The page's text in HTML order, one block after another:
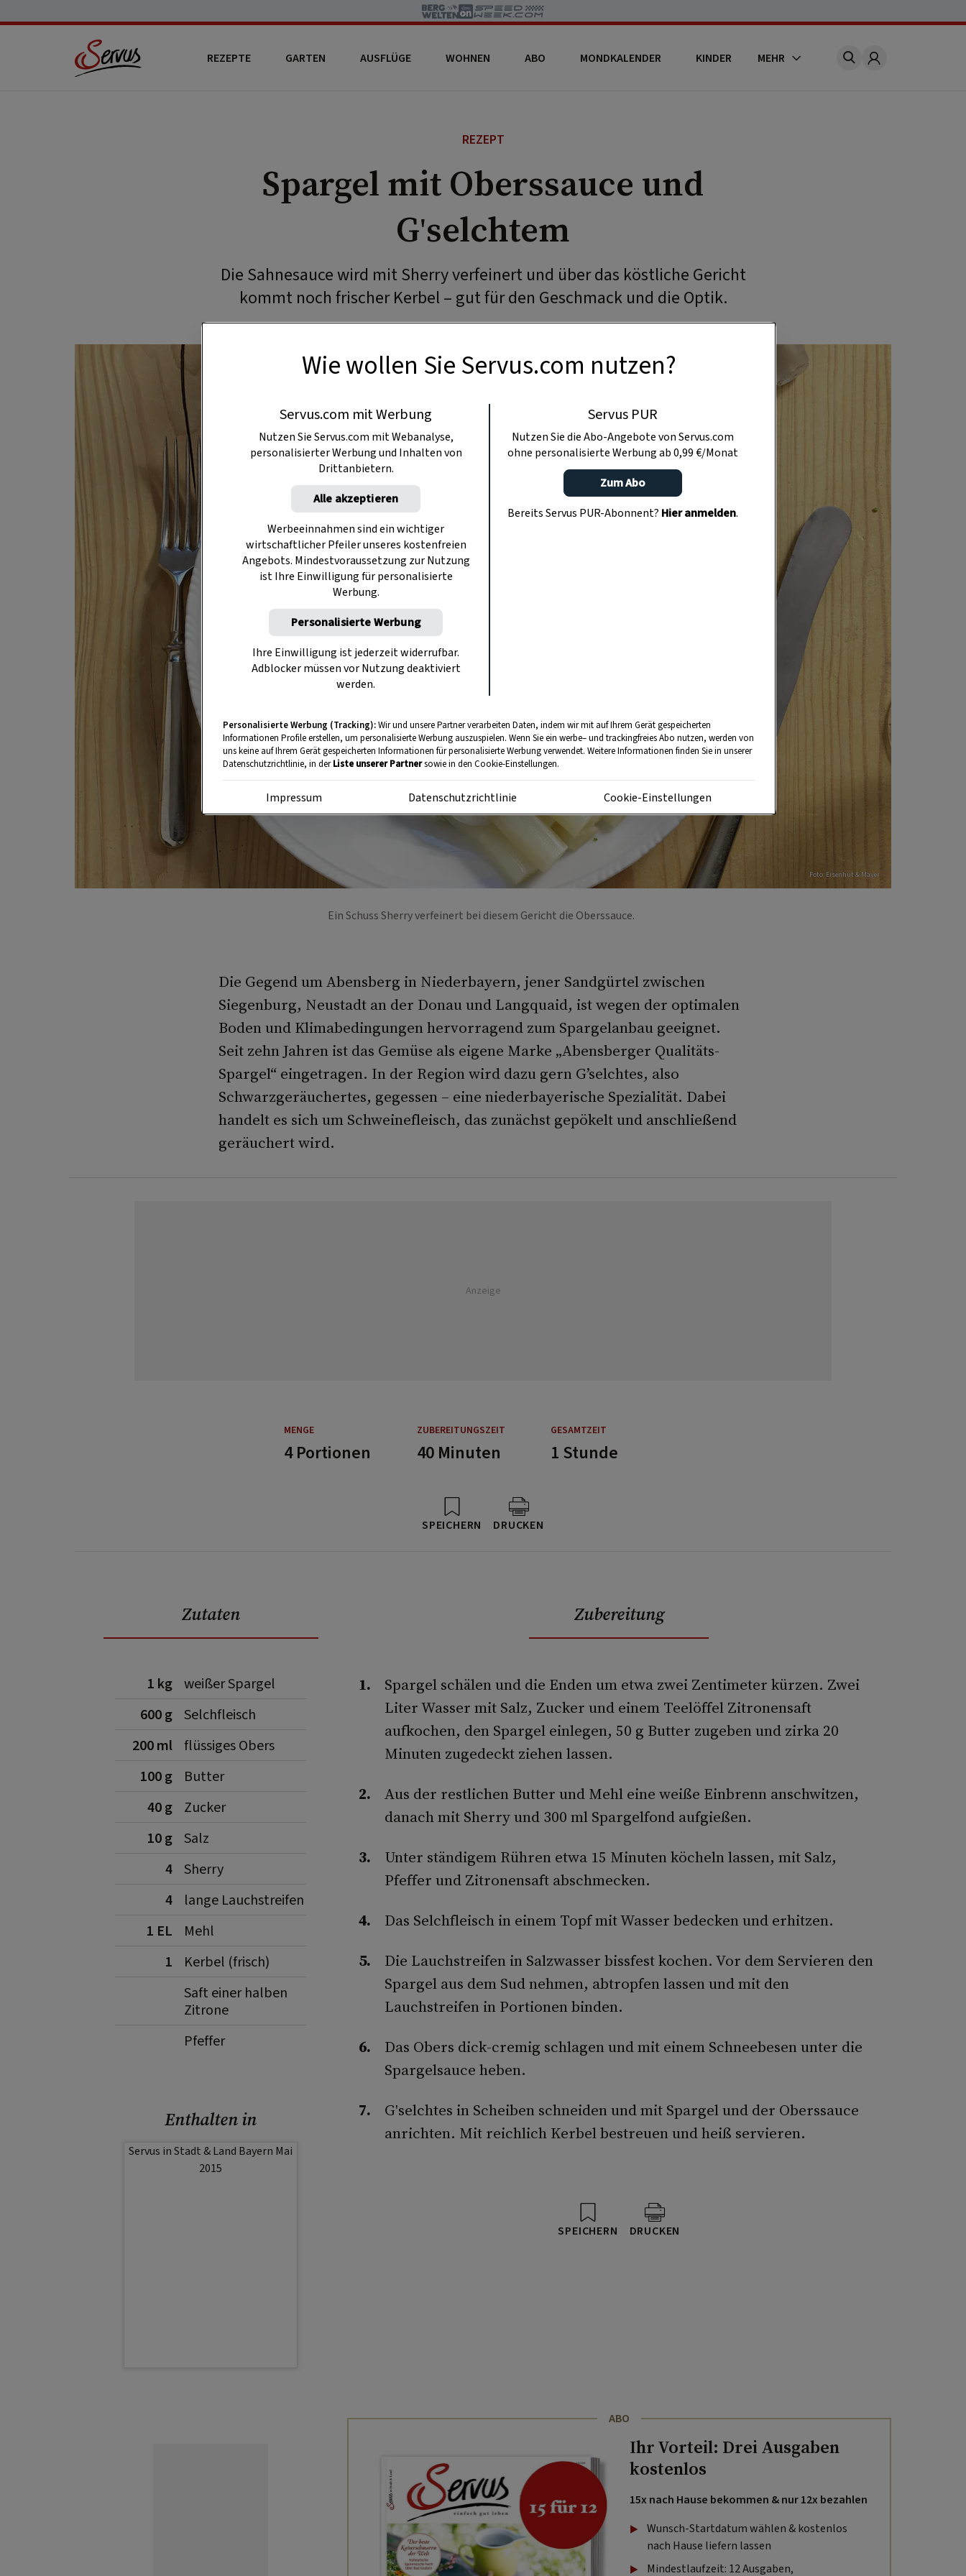
REZEPTE GARTEN AUSFLÜGE WOHNEN ABO MONDKALENDER KINDER MEHR Account
REZEPT
Spargel mit Oberssauce und
G'selchtem
Die Sahnesauce wird mit Sherry verfeinert und über das köstliche Gericht
kommt noch frischer Kerbel – gut für den Geschmack und die Optik.
Foto: Eisenhut & Mayer
Ein Schuss Sherry verfeinert bei diesem Gericht die Oberssauce.
Die Gegend um Abensberg in Niederbayern, jener Sandgürtel zwischen
Siegenburg, Neustadt an der Donau und Langquaid, ist wegen der optimalen
Boden­ und Klima­bedingungen hervorragend zum Spargelanbau geeignet.
Seit zehn Jahren ist das Gemüse als eigene Marke „Abens­berger Qualitäts­-
Spargel“ eingetragen. In der Region wird dazu gern G’selchtes, also
Schwarzgeräuchertes, gegessen – eine niederbayerische Spezialität. Dabei
handelt es sich um Schweinefleisch, das zunächst gepökelt und anschlie­ßend
geräuchert wird.
Anzeige
MENGE ZUBEREITUNGSZEIT GESAMTZEIT
4 Portionen 40 Minuten 1 Stunde
SPEICHERN DRUCKEN
Zutaten
1 kg weißer Spargel
600 g Selchfleisch
200 ml flüssiges Obers
100 g
Butter
40 g
Zucker
10 g Salz
4 Sherry
4
lange Lauchstreifen
1 EL
Mehl
1
Kerbel (frisch)
Saft einer halben
Zitrone
Pfeffer
Enthalten in
Servus in Stadt & Land Bayern Mai
2015
Zubereitung
Spargel schälen und die Enden um etwa zwei Zentimeter kürzen. Zwei
Liter Wasser mit Salz, Zucker und einem Teelöffel Zitronensaft
aufkochen, den Spargel einlegen, 50 g Butter zugeben und zirka 20
Minuten zugedeckt ziehen lassen.
Aus der restlichen Butter und Mehl eine weiße Einbrenn anschwitzen,
danach mit Sherry und 300 ml Spargelfond aufgießen.
Unter ständigem Rühren etwa 15 Minuten köcheln lassen, mit Salz,
Pfeffer und Zitronensaft abschmecken.
Das Selchfleisch in einem Topf mit Wasser bedecken und erhitzen.
Die Lauchstreifen in Salzwasser bissfest kochen. Vor dem Servieren den
Spargel aus dem Sud nehmen, abtropfen lassen und mit den
Lauchstreifen in Portionen binden.
Das Obers dick-cremig schlagen und mit einem Schneebesen unter die
Spargelsauce heben.
G'selchtes in Scheiben schneiden und mit Spargel und der Oberssauce
anrichten. Mit reichlich Kerbel bestreuen und heiß servieren.
SPEICHERN DRUCKEN
ABO
Ihr Vorteil: Drei Ausgaben
kostenlos
15x nach Hause bekommen & nur 12x bezahlen
Wunsch-Startdatum wählen & kostenlos
nach Hause liefern lassen
Mindestlaufzeit: 12 Ausgaben,
Wie wollen Sie Servus.com nutzen?
Servus.com mit Werbung
Nutzen Sie Servus.com mit Webanalyse,
personalisierter Werbung und Inhalten von
Drittanbietern.
Alle akzeptieren
Werbeeinnahmen sind ein wichtiger
wirtschaftlicher Pfeiler unseres kostenfreien
Angebots. Mindestvoraussetzung zur Nutzung
ist Ihre Einwilligung für personalisierte
Werbung.
Personalisierte Werbung
Ihre Einwilligung ist jederzeit widerrufbar.
Adblocker müssen vor Nutzung deaktiviert
werden.
Servus PUR
Nutzen Sie die Abo-Angebote von Servus.com
ohne personalisierte Werbung ab 0,99 €/Monat
Zum Abo
Bereits Servus PUR-Abonnent? Hier anmelden.
Personalisierte Werbung (Tracking):Wir und unsere Partner verarbeiten Daten, indem wir mit auf Ihrem Gerät gespeicherten
Informationen Profile erstellen, um personalisierte Werbung auszuspielen. Wenn Sie ein werbe– und trackingfreies Abo nutzen, werden von
uns keine auf Ihrem Gerät gespeicherten Informationen für personalisierte Werbung verwendet. Weitere Informationen finden Sie in unserer
Datenschutzrichtlinie, in derListe unserer Partnersowie in den Cookie-Einstellungen.
Impressum Datenschutzrichtlinie Cookie-Einstellungen